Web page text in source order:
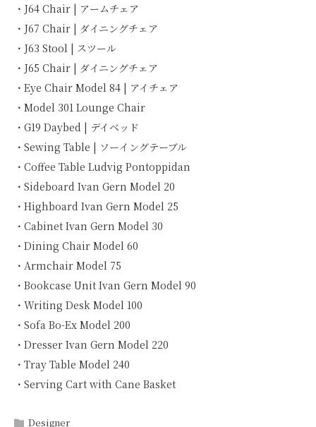
・J64 Chair | アームチェア
・J67 Chair | ダイニングチェア
・J63 Stool | スツール
・J65 Chair | ダイニングチェア
・Eye Chair Model 84 | アイチェア
・Model 301 Lounge Chair
・G19 Daybed | デイベッド
・Sewing Table | ソーイングテーブル
・Coffee Table Ludvig Pontoppidan
・Sideboard Ivan Gern Model 20
・Highboard Ivan Gern Model 25
・Cabinet Ivan Gern Model 30
・Dining Chair Model 60
・Armchair Model 75
・Bookcase Unit Ivan Gern Model 90
・Writing Desk Model 100
・Sofa Bo-Ex Model 200
・Dresser Ivan Gern Model 220
・Tray Table Model 240
・Serving Cart with Cane Basket
Designer